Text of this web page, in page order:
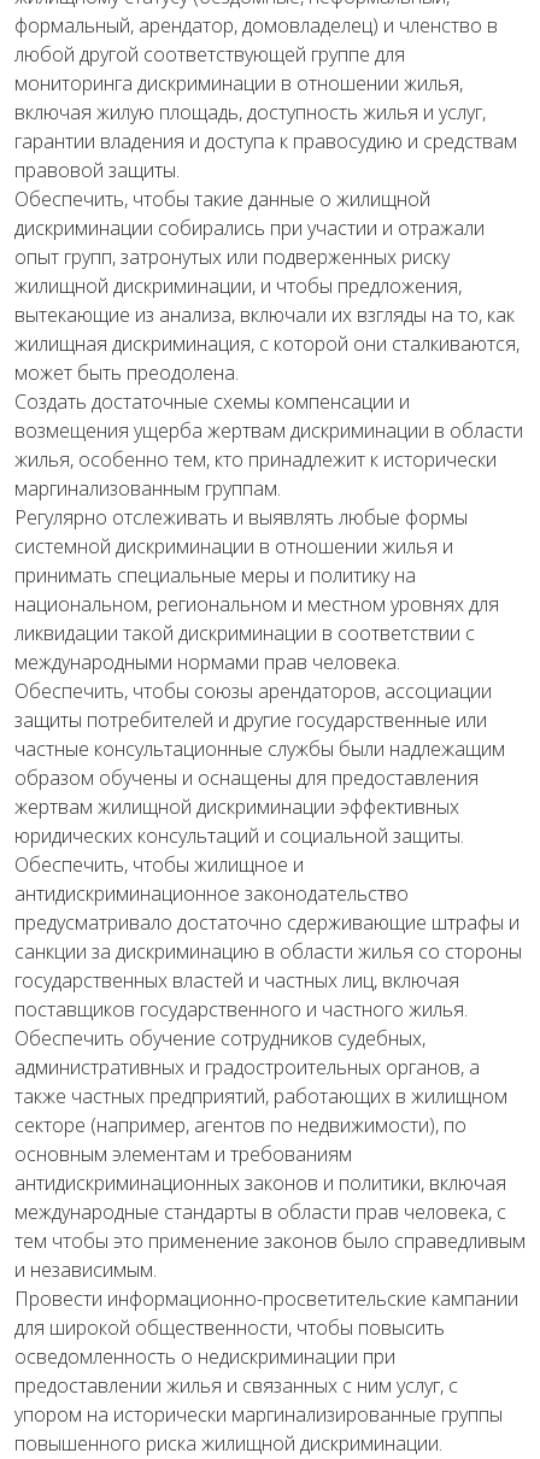
формальный, арендатор, домовладелец) и членство в
любой другой соответствующей группе для
мониторинга дискриминации в отношении жилья,
включая жилую площадь, доступность жилья и услуг,
гарантии владения и доступа к правосудию и средствам
правовой защиты.
Обеспечить, чтобы такие данные о жилищной
дискриминации собирались при участии и отражали
опыт групп, затронутых или подверженных риску
жилищной дискриминации, и чтобы предложения,
вытекающие из анализа, включали их взгляды на то, как
жилищная дискриминация, с которой они сталкиваются,
может быть преодолена.
Создать достаточные схемы компенсации и
возмещения ущерба жертвам дискриминации в области
жилья, особенно тем, кто принадлежит к исторически
маргинализованным группам.
Регулярно отслеживать и выявлять любые формы
системной дискриминации в отношении жилья и
принимать специальные меры и политику на
национальном, региональном и местном уровнях для
ликвидации такой дискриминации в соответствии с
международными нормами прав человека.
Обеспечить, чтобы союзы арендаторов, ассоциации
защиты потребителей и другие государственные или
частные консультационные службы были надлежащим
образом обучены и оснащены для предоставления
жертвам жилищной дискриминации эффективных
юридических консультаций и социальной защиты.
Обеспечить, чтобы жилищное и
антидискриминационное законодательство
предусматривало достаточно сдерживающие штрафы и
санкции за дискриминацию в области жилья со стороны
государственных властей и частных лиц, включая
поставщиков государственного и частного жилья.
Обеспечить обучение сотрудников судебных,
административных и градостроительных органов, а
также частных предприятий, работающих в жилищном
секторе (например, агентов по недвижимости), по
основным элементам и требованиям
антидискриминационных законов и политики, включая
международные стандарты в области прав человека, с
тем чтобы это применение законов было справедливым
и независимым.
Провести информационно-просветительские кампании
для широкой общественности, чтобы повысить
осведомленность о недискриминации при
предоставлении жилья и связанных с ним услуг, с
упором на исторически маргинализированные группы
повышенного риска жилищной дискриминации.